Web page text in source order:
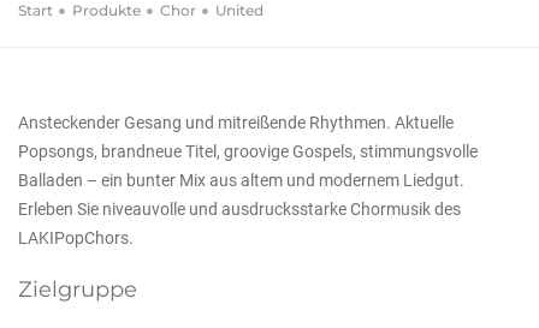
Start Produkte Chor United
Ansteckender Gesang und mitreißende Rhythmen. Aktuelle
Popsongs, brandneue Titel, groovige Gospels, stimmungsvolle
Balladen – ein bunter Mix aus altem und modernem Liedgut.
Erleben Sie niveauvolle und ausdrucksstarke Chormusik des
LAKIPopChors.
Zielgruppe